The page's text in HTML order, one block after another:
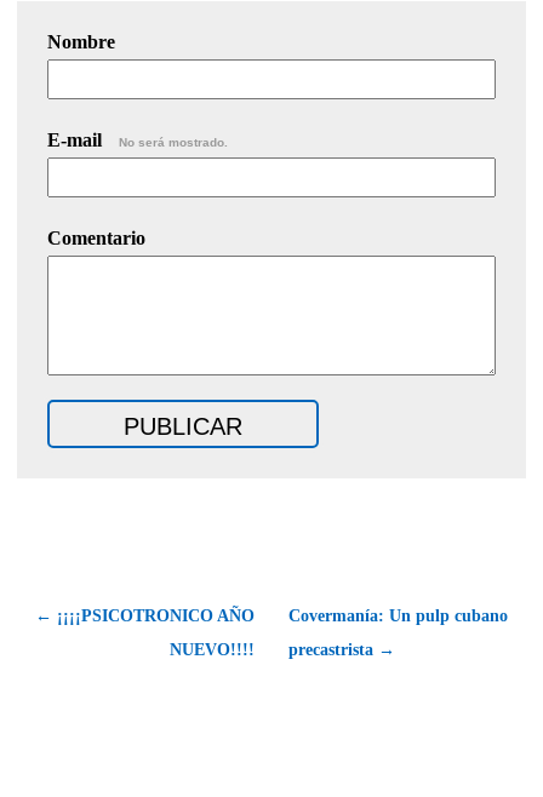
Nombre
E-mail No será mostrado.
Comentario
← ¡¡¡¡PSICOTRONICO AÑO
NUEVO!!!!
Covermanía: Un pulp cubano
precastrista →